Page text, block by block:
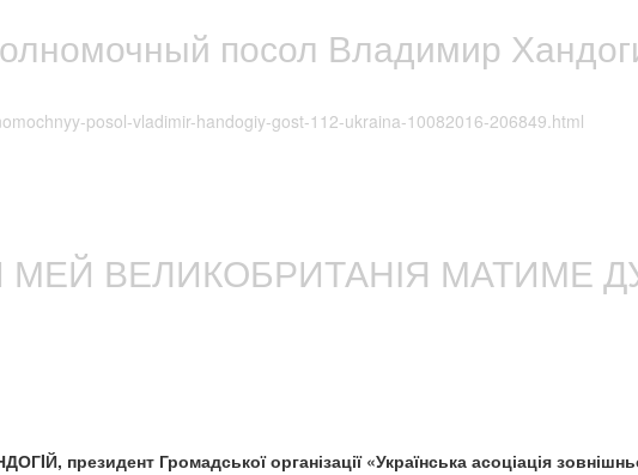
посол Владимир
posol-vladimir-handogiy-gost-112-ukraina-10082016-206849.html
МЕЙ ВЕЛИКОБРИТАНІЯ МАТИМЕ
президент Громадської організації «Українська асоціація